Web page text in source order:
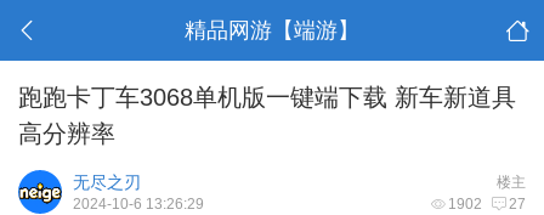
精品网游【端游】
跑跑卡丁车3068单机版一键端下载 新车新道具
高分辨率
楼主
无尽之刃
1902 27
2024-10-6 13:26:29